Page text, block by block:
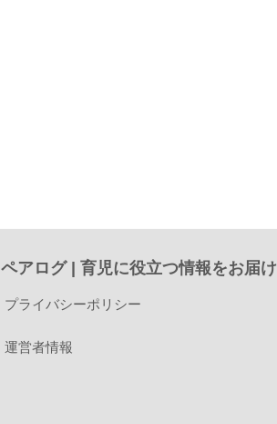
ペアログ | 育児に役立つ情報をお届け
プライバシーポリシー
運営者情報